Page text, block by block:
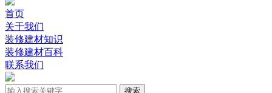
首页
关于我们
装修建材知识
装修建材百科
联系我们